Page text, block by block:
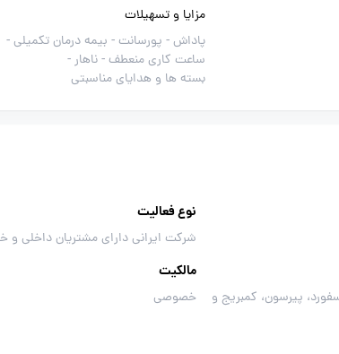
مزایا و تسهیلات
پاداش - پورسانت - بیمه درمان تکمیلی -
ساعت کاری منعطف - ناهار -
بسته ها و هدایای مناسبتی
نوع فعالیت
شرکت ایرانی دارای مشتریان داخلی و
پیرسون، کمبریج و
مالکیت
خصوصی